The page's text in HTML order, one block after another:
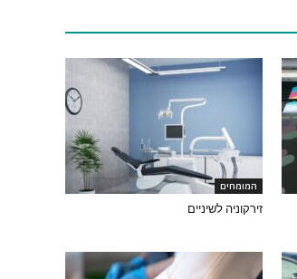
המומחים
זירקוניה לשיניים